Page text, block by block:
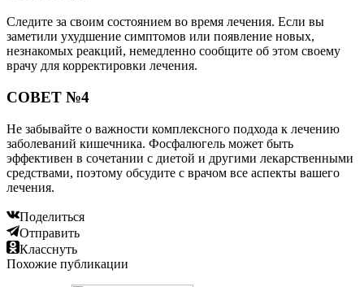
Следите за своим состоянием во время лечения. Если вы
заметили ухудшение симптомов или появление новых,
незнакомых реакций, немедленно сообщите об этом своему
врачу для корректировки лечения.
СОВЕТ №4
Не забывайте о важности комплексного подхода к лечению
заболеваний кишечника. Фосфалюгель может быть
эффективен в сочетании с диетой и другими лекарственными
средствами, поэтому обсудите с врачом все аспекты вашего
лечения.
Поделиться
Отправить
Класснуть
Похожие публикации